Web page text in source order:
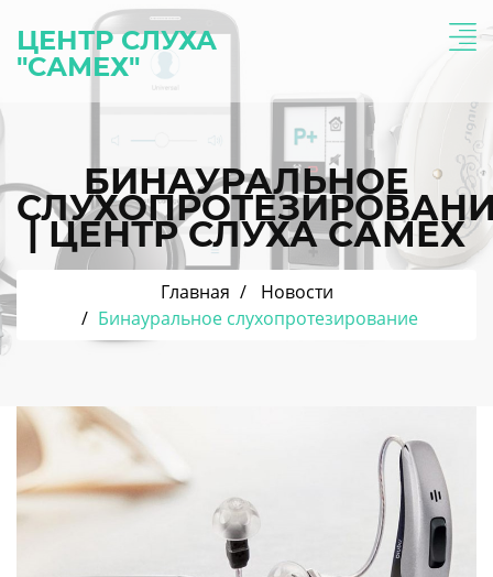
ЦЕНТР СЛУХА
"САМЕХ"
БИНАУРАЛЬНОЕ
| ЦЕНТР СЛУХА САМЕХ
Главная
Новости
Бинауральное слухопротезирование